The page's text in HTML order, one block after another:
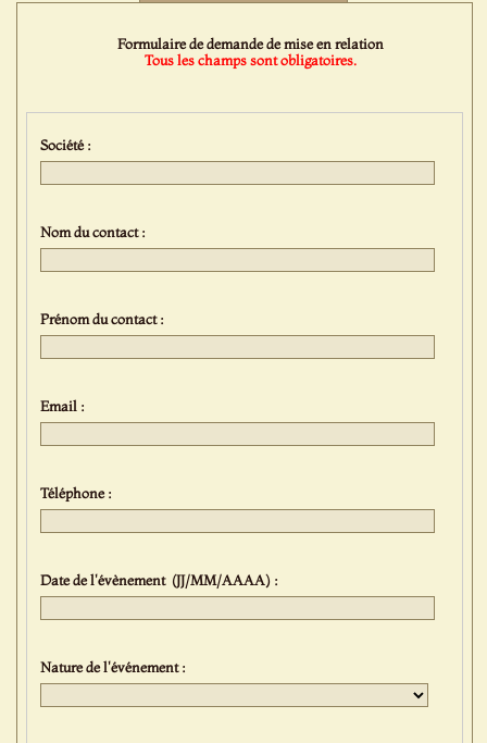
Formulaire de demande de mise en relation
Tous les champs sont obligatoires.
Société :
Nom du contact :
Prénom du contact :
Email :
Téléphone :
Date de l'évènement (JJ/MM/AAAA) :
Nature de l'événement :